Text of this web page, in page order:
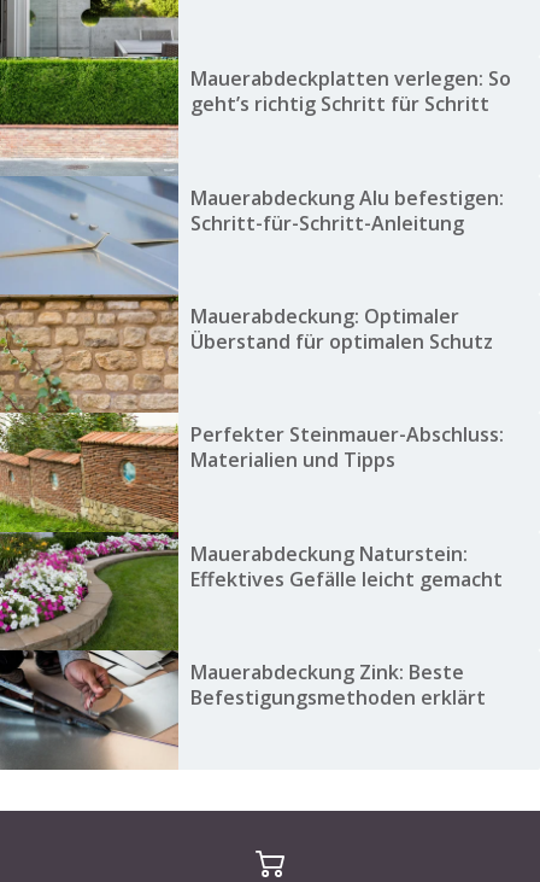
Mauerabdeckplatten verlegen: So
geht’s richtig Schritt für Schritt
Mauerabdeckung Alu befestigen:
Schritt-für-Schritt-Anleitung
Mauerabdeckung: Optimaler
Überstand für optimalen Schutz
Perfekter Steinmauer-Abschluss:
Materialien und Tipps
Mauerabdeckung Naturstein:
Effektives Gefälle leicht gemacht
Mauerabdeckung Zink: Beste
Befestigungsmethoden erklärt